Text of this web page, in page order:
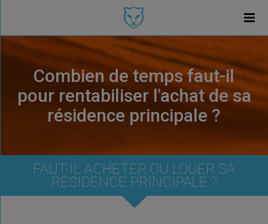
Combien de temps faut-il
pour rentabiliser l'achat de sa
résidence principale ?
FAUT-IL ACHETER OU LOUER SA
RÉSIDENCE PRINCIPALE ?